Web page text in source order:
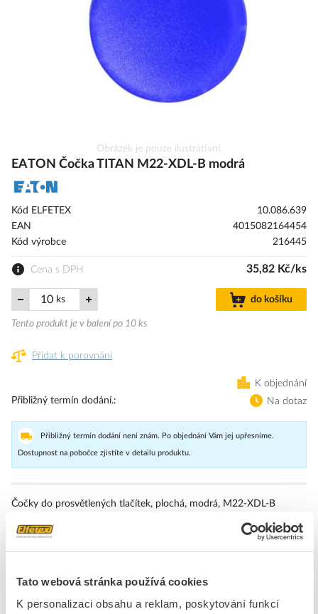
Tato webová stránka používá cookies
K personalizaci obsahu a reklam, poskytování funkcí
na
galerie
s
Obrázek je pouze ilustrativní.
EATON Čočka TITAN M22-XDL-B modrá
Kód ELFETEX
10.086.639
EAN
4015082164454
Kód výrobce
216445
Cena s DPH 35,82 Kč/ks
ks do košíku
Tento produkt je v balení po 10 ks
Přidat k porovnání
K objednání
Přibližný termín dodání.
Na dotaz
Přibližný termín dodání není znám. Po objednání Vám jej upřesníme.
Dostupnost na pobočce zjistíte v detailu produktu.
Čočky do prosvětlených tlačítek, plochá, modrá, M22-XDL-B
Značka
Kaloty, čočky
Barva čočky
Modrý